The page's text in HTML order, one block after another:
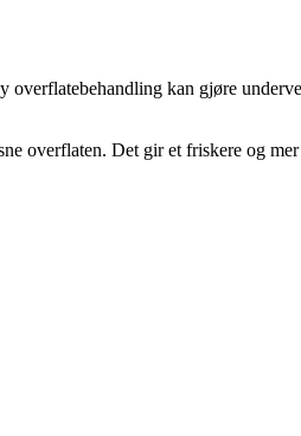
kan gjøre
overflaten. Det gir et friskere og